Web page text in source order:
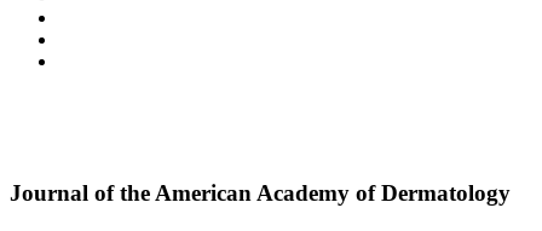
Journal of the American Academy of Dermatology